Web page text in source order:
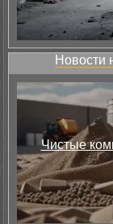
Новости
Чистые